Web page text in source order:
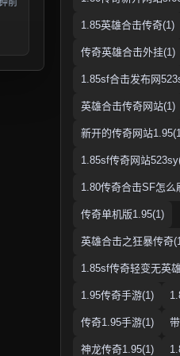
1.85英雄合击传奇(1)
传奇英雄合击外挂(1)
1.85sf合击发布网
英雄合击传奇网站(1)
新开的传奇网站
1.85sf传奇网站
1.80传奇合击SF怎么
传奇单机版1.95(1)
英雄合击之狂暴传奇
1.85sf传奇轻变无英
1.95传奇手游(1)
传奇1.95手游(1)
神龙传奇1.95(1)